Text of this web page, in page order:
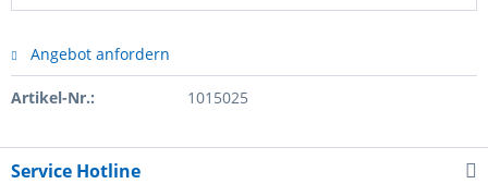
Angebot anfordern
Artikel-Nr.: 1015025
Service Hotline